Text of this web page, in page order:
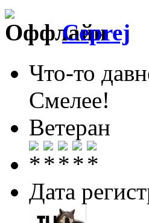
Ceprej
Что-то
Смелее!
Ветеран
Дата